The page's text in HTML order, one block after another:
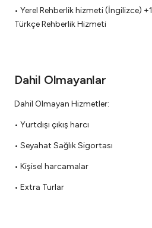
• Yerel Rehberlik hizmeti (İngilizce)
Türkçe Rehberlik Hizmeti
Dahil Olmayanlar
Dahil Olmayan Hizmetler:
• Yurtdışı çıkış harcı
• Seyahat Sağlık Sigortası
• Kişisel harcamalar
• Extra Turlar